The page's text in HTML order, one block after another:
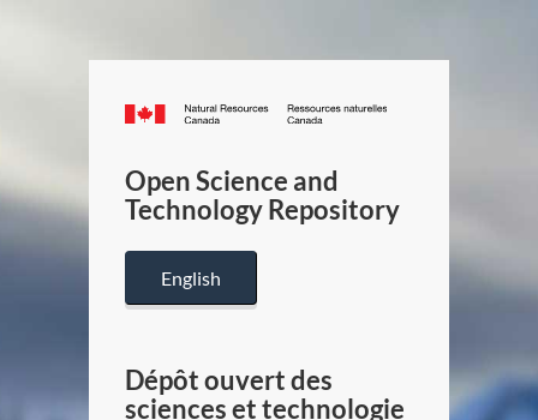
Canada.ca
/
Canada
Open Science and
Technology Repository
English
Dépôt ouvert des
sciences et technologie